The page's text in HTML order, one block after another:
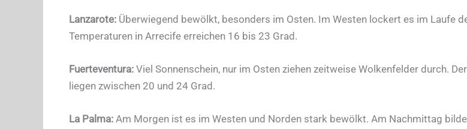
Lanzarote:Überwiegend bewölkt, besonders im Osten. Im Westen lockert es im Laufe
Temperaturen in Arrecife erreichen 16 bis 23 Grad.
Fuerteventura:Viel Sonnenschein, nur im Osten ziehen zeitweise Wolkenfelder durch.
liegen zwischen 20 und 24 Grad.
La Palma:Am Morgen ist es im Westen und Norden stark bewölkt. Am Nachmittag